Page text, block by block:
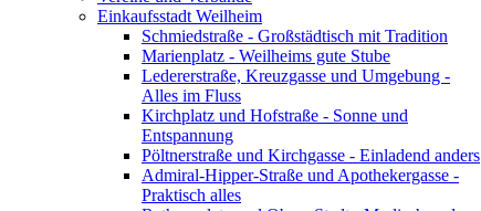
Einkaufsstadt Weilheim
Schmiedstraße - Großstädtisch mit Tradition
Marienplatz - Weilheims gute Stube
Ledererstraße, Kreuzgasse und Umgebung -
Alles im Fluss
Kirchplatz und Hofstraße - Sonne und
Entspannung
Pöltnerstraße und Kirchgasse - Einladend anders
Admiral-Hipper-Straße und Apothekergasse -
Praktisch alles